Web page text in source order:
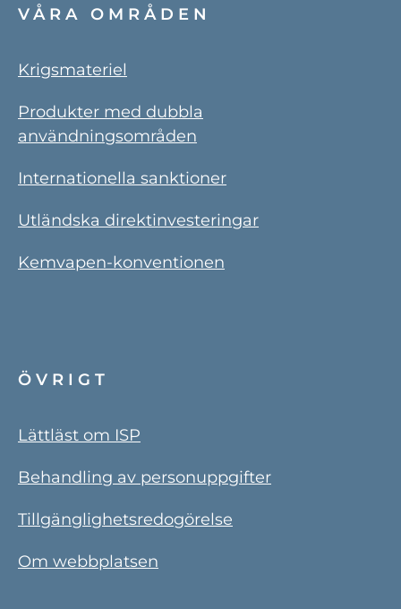
VÅRA OMRÅDEN
Krigsmateriel
Produkter med dubbla
användningsområden
Internationella sanktioner
Utländska direktinvesteringar
Kemvapen-konventionen
ÖVRIGT
Lättläst om ISP
Behandling av personuppgifter
Tillgänglighetsredogörelse
Om webbplatsen